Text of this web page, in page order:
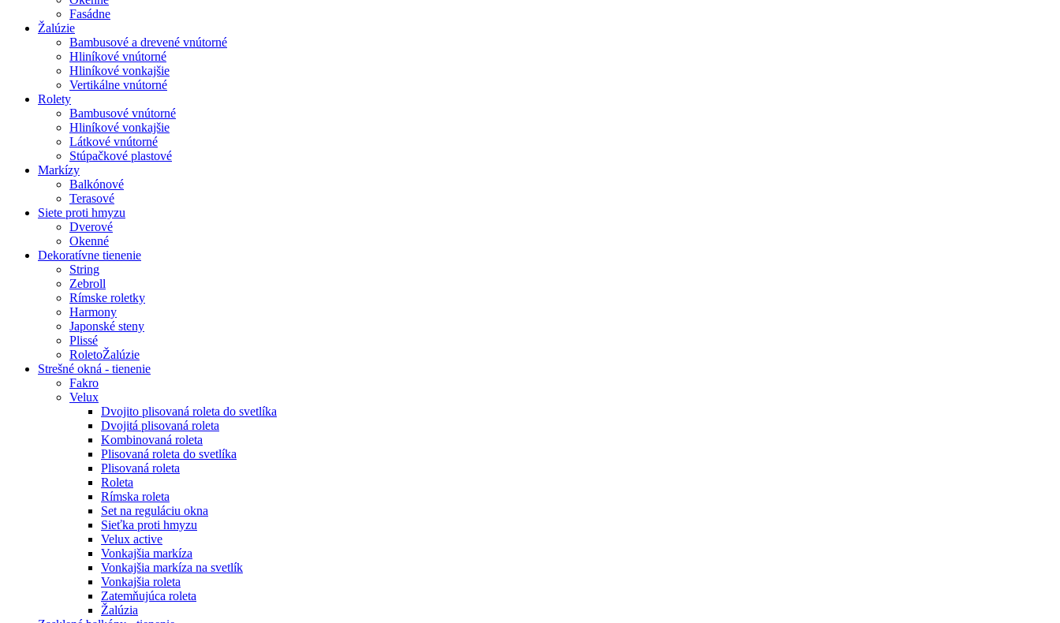
Fasádne
Žalúzie
Bambusové a drevené vnútorné
Hliníkové vnútorné
Hliníkové vonkajšie
Vertikálne vnútorné
Rolety
Bambusové vnútorné
Hliníkové vonkajšie
Látkové vnútorné
Stúpačkové plastové
Markízy
Balkónové
Terasové
Siete proti hmyzu
Dverové
Okenné
Dekoratívne tienenie
String
Zebroll
Rímske roletky
Harmony
Japonské steny
Plissé
RoletoŽalúzie
Strešné okná - tienenie
Fakro
Velux
Dvojito plisovaná roleta do svetlíka
Dvojitá plisovaná roleta
Kombinovaná roleta
Plisovaná roleta do svetlíka
Plisovaná roleta
Roleta
Rímska roleta
Set na reguláciu okna
Sieťka proti hmyzu
Velux active
Vonkajšia markíza
Vonkajšia markíza na svetlík
Vonkajšia roleta
Zatemňujúca roleta
Žalúzia